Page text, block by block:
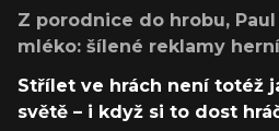
Z porodnice do hrobu,
mléko: šílené reklamy
Střílet ve hrách není totéž
světě – i když si to dost